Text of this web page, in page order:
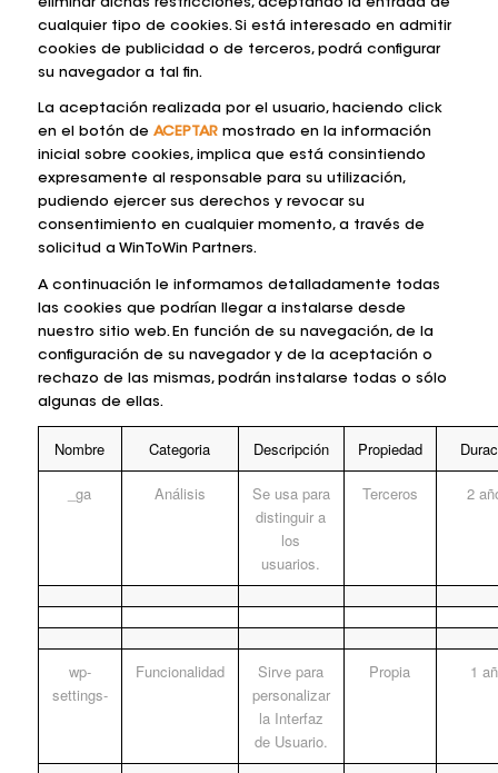
eliminar dichas restricciones, aceptando la entrada de
cualquier tipo de cookies. Si está interesado en admitir
cookies de publicidad o de terceros, podrá configurar
su navegador a tal fin.
La aceptación realizada por el usuario, haciendo click
en el botón de ACEPTARmostrado en la información
inicial sobre cookies, implica que está consintiendo
expresamente al responsable para su utilización,
pudiendo ejercer sus derechos y revocar su
consentimiento en cualquier momento, a través de
solicitud a WinToWin Partners.
A continuación le informamos detalladamente todas
las cookies que podrían llegar a instalarse desde
nuestro sitio web. En función de su navegación, de la
configuración de su navegador y de la aceptación o
rechazo de las mismas, podrán instalarse todas o sólo
algunas de ellas.
Nombre Categoria Descripción Propiedad
_ga Análisis
Se usa para
distinguir a
los
usuarios.
Terceros 2
wp-
settings-
Funcionalidad
Sirve para
personalizar
la Interfaz
de Usuario.
Propia 1